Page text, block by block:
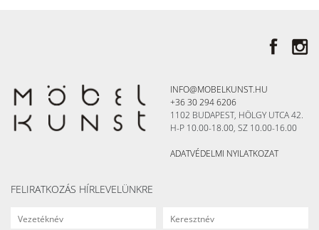
INFO@MOBELKUNST.HU
+36 30 294 6206
1102 BUDAPEST, HÖLGY UTCA 42.
H-P 10.00-18.00, SZ 10.00-16.00
ADATVÉDELMI NYILATKOZAT
FELIRATKOZÁS HÍRLEVELÜNKRE